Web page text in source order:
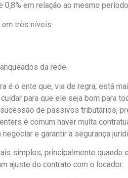
em relação ao mesmo
três níveis:
da rede.
é o ente que, via de regra, está
para que ele seja bom para
de passivos tributários,
é comum haver multa
e garantir a segurança
simples, principalmente
ajuste do contrato com o locador.